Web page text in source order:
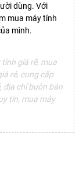
dùng. Với
mua máy tính
mình.
giá rẽ, mua
rẻ, cung cấp
địa chỉ buôn bán
tín, mua máy